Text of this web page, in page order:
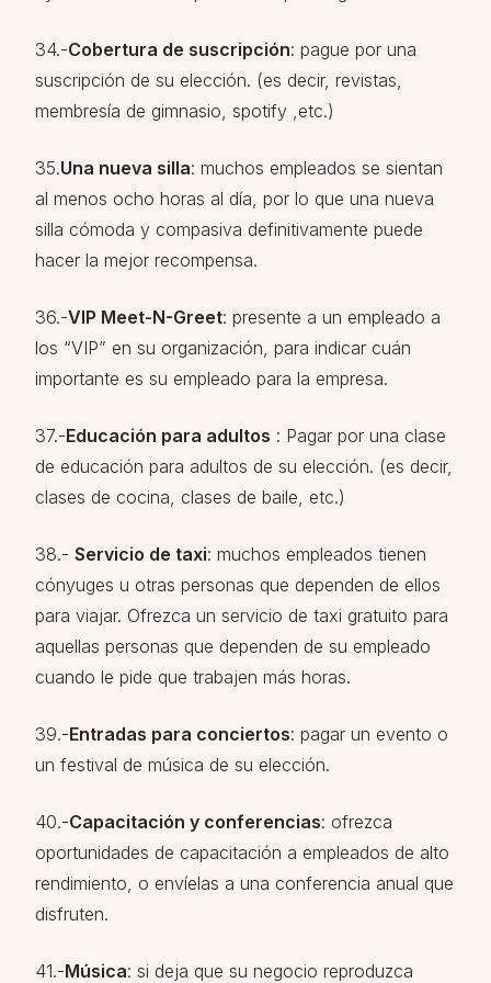
34.-Cobertura de suscripción: pague por una
suscripción de su elección. (es decir, revistas,
membresía de gimnasio, spotify ,etc.)
35.Una nueva silla: muchos empleados se sientan
al menos ocho horas al día, por lo que una nueva
silla cómoda y compasiva definitivamente puede
hacer la mejor recompensa.
36.-VIP Meet-N-Greet: presente a un empleado a
los “VIP” en su organización, para indicar cuán
importante es su empleado para la empresa.
37.-Educación para adultos : Pagar por una clase
de educación para adultos de su elección. (es decir,
clases de cocina, clases de baile, etc.)
38.- Servicio de taxi: muchos empleados tienen
cónyuges u otras personas que dependen de ellos
para viajar. Ofrezca un servicio de taxi gratuito para
aquellas personas que dependen de su empleado
cuando le pide que trabajen más horas.
39.-Entradas para conciertos: pagar un evento o
un festival de música de su elección.
40.-Capacitación y conferencias: ofrezca
oportunidades de capacitación a empleados de alto
rendimiento, o envíelas a una conferencia anual que
disfruten.
41.-Música: si deja que su negocio reproduzca